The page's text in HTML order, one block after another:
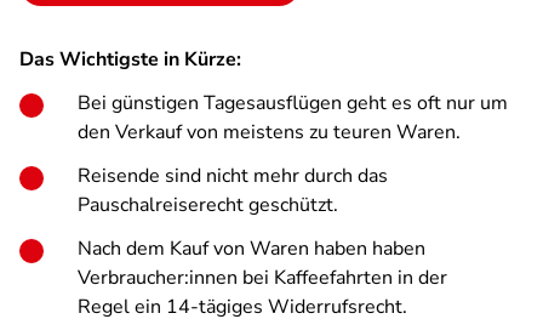
Das Wichtigste in Kürze:
Bei günstigen Tagesausflügen geht es oft nur um
den Verkauf von meistens zu teuren Waren.
Reisende sind nicht mehr durch das
Pauschalreiserecht geschützt.
Nach dem Kauf von Waren haben haben
Verbraucher:innen bei Kaffeefahrten in der
Regel ein 14-tägiges Widerrufsrecht.